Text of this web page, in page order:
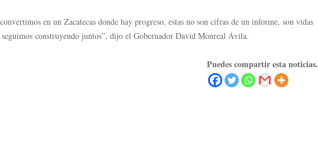
en un Zacatecas donde hay progreso, estas no son cifras de un informe, son vidas
seguimos construyendo juntos”, dijo el Gobernador David Monreal Ávila.
Puedes compartir esta noticias.